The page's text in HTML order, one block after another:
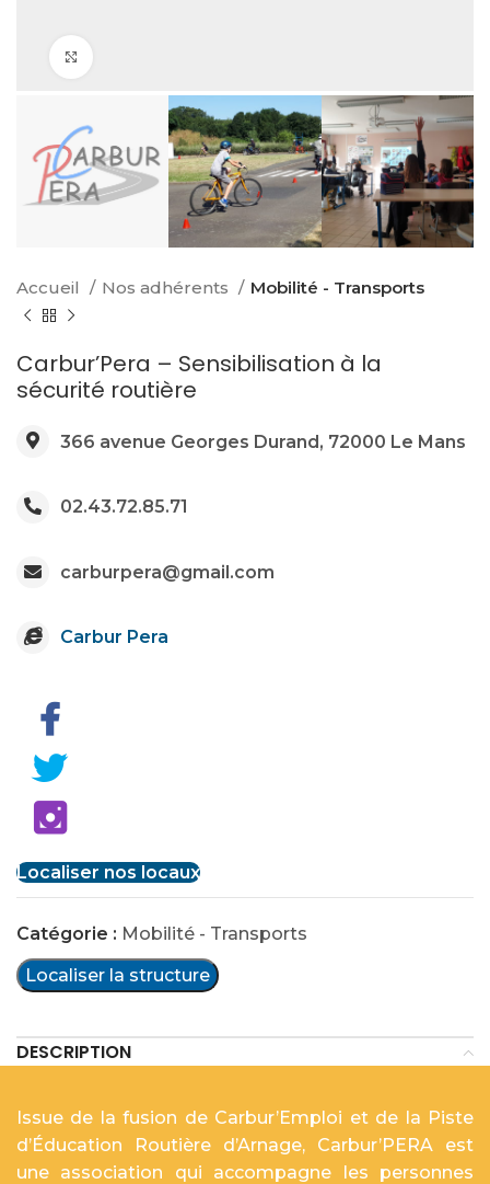
Accueil Nos adhérents Mobilité - Transports
Carbur’Pera – Sensibilisation à la
sécurité routière
366 avenue Georges Durand, 72000 Le Mans
02.43.72.85.71
carburpera@gmail.com
Carbur Pera
Localiser nos locaux
Catégorie : Mobilité - Transports
Localiser la structure
DESCRIPTION
Issue de la fusion de Carbur’Emploi et de la Piste
d’Éducation Routière d’Arnage, Carbur’PERA est
une association qui accompagne les personnes